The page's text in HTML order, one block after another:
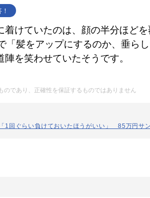
着けていたのは、顔の半分ほど
「髪をアップにするのか、垂らし
を笑わせていたそうです。
であり、正確性を保証するものではありません
1回ぐらい負けておいたほうがいい」 85万円サ